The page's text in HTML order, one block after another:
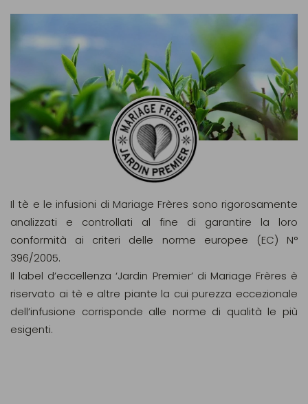
Il tè e le infusioni di Mariage Frères sono rigorosamente
analizzati e controllati al fine di garantire la loro
conformità ai criteri delle norme europee (EC) N°
396/2005.
Il label d’eccellenza ‘Jardin Premier’ di Mariage Frères è
riservato ai tè e altre piante la cui purezza eccezionale
dell’infusione corrisponde alle norme di qualità le più
esigenti.